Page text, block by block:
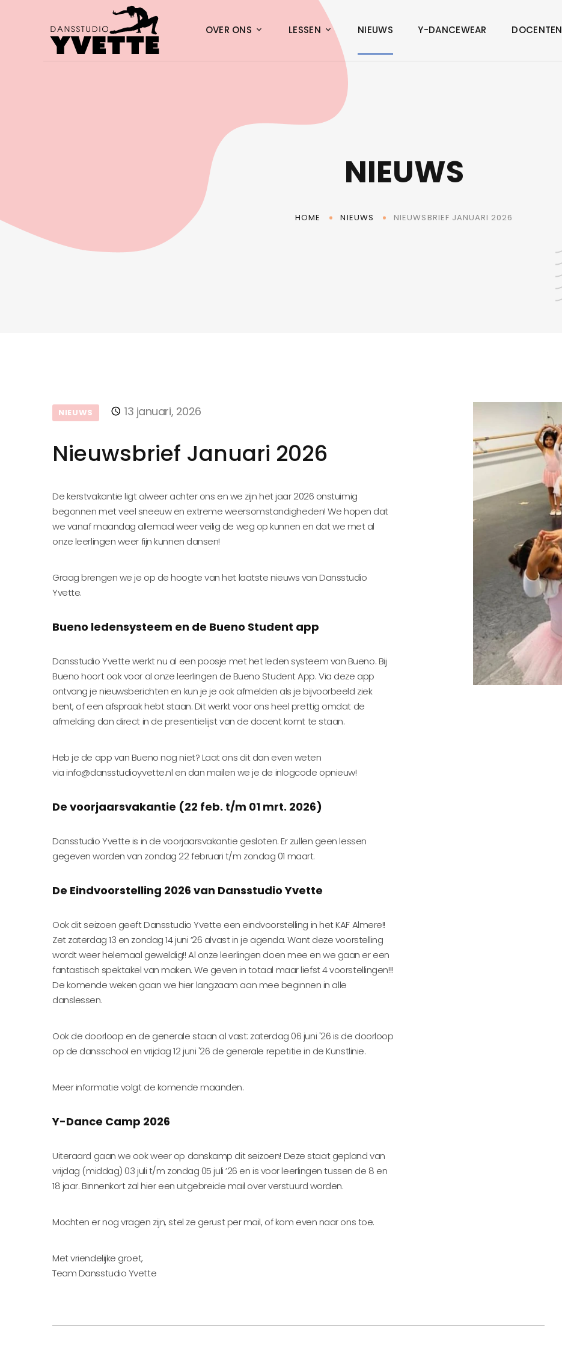
OVER ONS LESSEN NIEUWS Y-DANCEWEAR DOCENTEN
NIEUWS
HOME NIEUWS NIEUWSBRIEF JANUARI 2026
NIEUWS 13 januari, 2026
Nieuwsbrief Januari 2026
De kerstvakantie ligt alweer achter ons en we zijn het jaar 2026 onstuimig
begonnen met veel sneeuw en extreme weersomstandigheden! We hopen dat
we vanaf maandag allemaal weer veilig de weg op kunnen en dat we met al
onze leerlingen weer fijn kunnen dansen!
Graag brengen we je op de hoogte van het laatste nieuws van Dansstudio
Yvette.
Bueno ledensysteem en de Bueno Student app
Dansstudio Yvette werkt nu al een poosje met het leden systeem van Bueno. Bij
Bueno hoort ook voor al onze leerlingen de Bueno Student App. Via deze app
ontvang je nieuwsberichten en kun je je ook afmelden als je bijvoorbeeld ziek
bent, of een afspraak hebt staan. Dit werkt voor ons heel prettig omdat de
afmelding dan direct in de presentielijst van de docent komt te staan.
Heb je de app van Bueno nog niet? Laat ons dit dan even weten
via info@dansstudioyvette.nl en dan mailen we je de inlogcode opnieuw!
De voorjaarsvakantie (22 feb. t/m 01 mrt. 2026)
Dansstudio Yvette is in de voorjaarsvakantie gesloten. Er zullen geen lessen
gegeven worden van zondag 22 februari t/m zondag 01 maart.
De Eindvoorstelling 2026 van Dansstudio Yvette
Ook dit seizoen geeft Dansstudio Yvette een eindvoorstelling in het KAF Almere!!
Zet zaterdag 13 en zondag 14 juni ’26 alvast in je agenda. Want deze voorstelling
wordt weer helemaal geweldig!! Al onze leerlingen doen mee en we gaan er een
fantastisch spektakel van maken. We geven in totaal maar liefst 4 voorstellingen!!!
De komende weken gaan we hier langzaam aan mee beginnen in alle
danslessen.
Ook de doorloop en de generale staan al vast: zaterdag 06 juni '26 is de doorloop
op de dansschool en vrijdag 12 juni '26 de generale repetitie in de Kunstlinie.
Meer informatie volgt de komende maanden.
Y-Dance Camp 2026
Uiteraard gaan we ook weer op danskamp dit seizoen! Deze staat gepland van
vrijdag (middag) 03 juli t/m zondag 05 juli ’26 en is voor leerlingen tussen de 8 en
18 jaar. Binnenkort zal hier een uitgebreide mail over verstuurd worden.
Mochten er nog vragen zijn, stel ze gerust per mail, of kom even naar ons toe.
Met vriendelijke groet,
Team Dansstudio Yvette